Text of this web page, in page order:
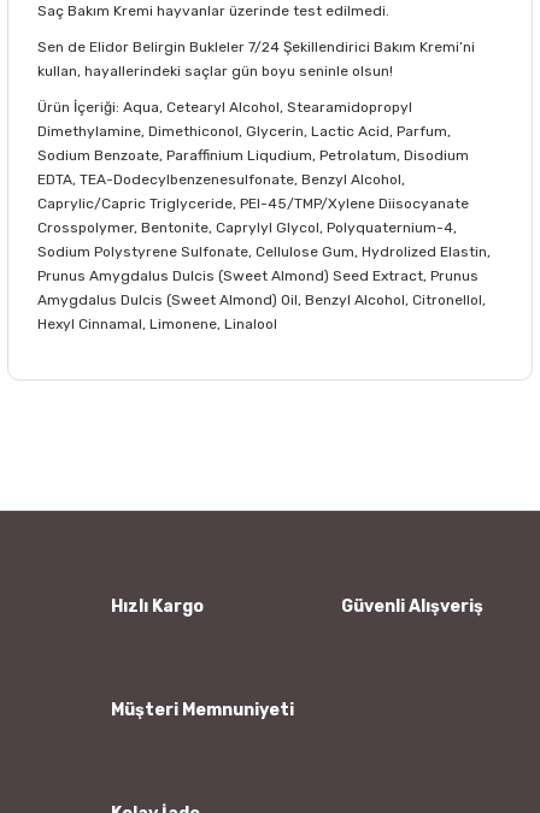
Saç Bakım Kremi hayvanlar üzerinde test edilmedi.
Sen de Elidor Belirgin Bukleler 7/24 Şekillendirici Bakım Kremi’ni
kullan, hayallerindeki saçlar gün boyu seninle olsun!
Ürün İçeriği: Aqua, Cetearyl Alcohol, Stearamidopropyl
Dimethylamine, Dimethiconol, Glycerin, Lactic Acid, Parfum,
Sodium Benzoate, Paraffinium Liqudium, Petrolatum, Disodium
EDTA, TEA-Dodecylbenzenesulfonate, Benzyl Alcohol,
Caprylic/Capric Triglyceride, PEI-45/TMP/Xylene Diisocyanate
Crosspolymer, Bentonite, Caprylyl Glycol, Polyquaternium-4,
Sodium Polystyrene Sulfonate, Cellulose Gum, Hydrolized Elastin,
Prunus Amygdalus Dulcis (Sweet Almond) Seed Extract, Prunus
Amygdalus Dulcis (Sweet Almond) Oil, Benzyl Alcohol, Citronellol,
Hexyl Cinnamal, Limonene, Linalool
Ürün bilgilerinde hatalar bulunuyor.
Hızlı Kargo Güvenli Alışveriş
Müşteri Memnuniyeti